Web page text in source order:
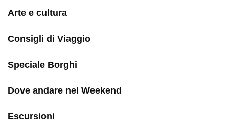
Arte e cultura
Consigli di Viaggio
Speciale Borghi
Dove andare nel Weekend
Escursioni